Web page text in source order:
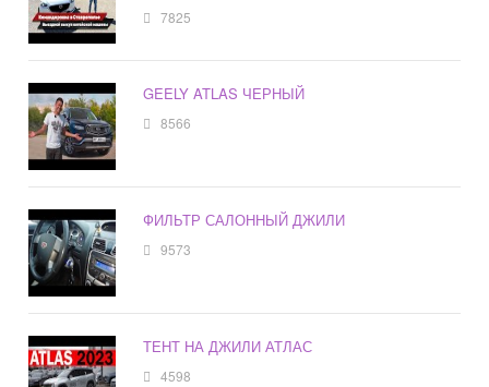
7825
GEELY ATLAS ЧЕРНЫЙ
8566
ФИЛЬТР САЛОННЫЙ ДЖИЛИ
9573
ТЕНТ НА ДЖИЛИ АТЛАС
4598